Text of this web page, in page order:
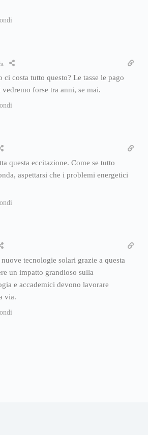
costa tutto questo? Le tasse le pago
forse tra anni, se mai.
questa eccitazione. Come se tutto
aspettarsi che i problemi energetici
tecnologie solari grazie a questa
un impatto grandioso sulla
e accademici devono lavorare
via.